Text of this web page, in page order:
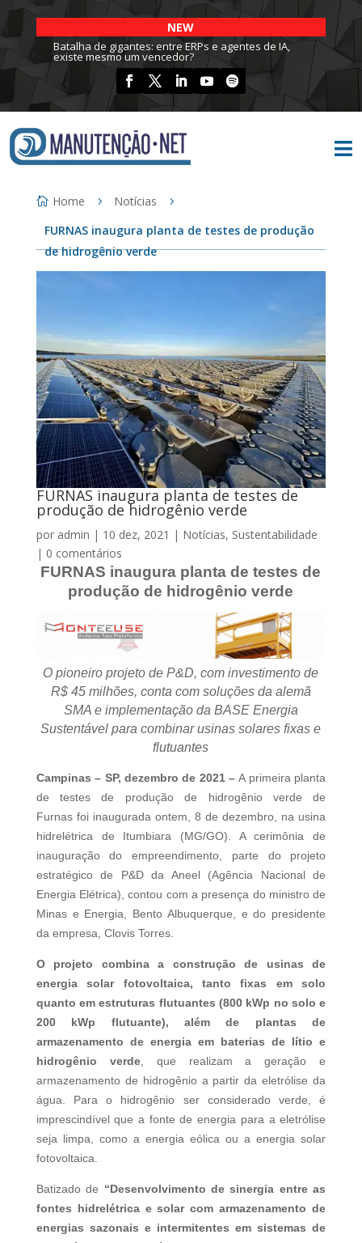
NEW
Batalha de gigantes: entre ERPs e agentes de IA,
existe mesmo um vencedor?

Home
Notícias
FURNAS inaugura planta de testes de produção
de hidrogênio verde
FURNAS inaugura planta de testes de
produção de hidrogênio verde
por admin | 10 dez, 2021 | Notícias, Sustentabilidade
| 0 comentários
FURNAS inaugura planta de testes de
produção de hidrogênio verde
O pioneiro projeto de P&D, com investimento de
R$ 45 milhões, conta com soluções da alemã
SMA e implementação da BASE Energia
Sustentável para combinar usinas solares fixas e
flutuantes
Campinas – SP, dezembro de 2021 –A primeira planta
de testes de produção de hidrogênio verde de
Furnas foi inaugurada ontem, 8 de dezembro, na usina
hidrelétrica de Itumbiara (MG/GO). A cerimônia de
inauguração do empreendimento, parte do projeto
estratégico de P&D da Aneel (Agência Nacional de
Energia Elétrica), contou com a presença do ministro de
Minas e Energia, Bento Albuquerque, e do presidente
da empresa, Clovis Torres.
O projeto combina a construção de usinas de
energia solar fotovoltaica, tanto fixas em solo
quanto em estruturas flutuantes (800 kWp no solo e
200 kWp flutuante), além de plantas de
armazenamento de energia em baterias de lítio e
hidrogênio verde, que realizam a geração e
armazenamento de hidrogênio a partir da eletrólise da
água. Para o hidrogênio ser considerado verde, é
imprescindível que a fonte de energia para a eletrólise
seja limpa, como a energia eólica ou a energia solar
fotovoltaica.
Batizado de “Desenvolvimento de sinergia entre as
fontes hidrelétrica e solar com armazenamento de
energias sazonais e intermitentes em sistemas de